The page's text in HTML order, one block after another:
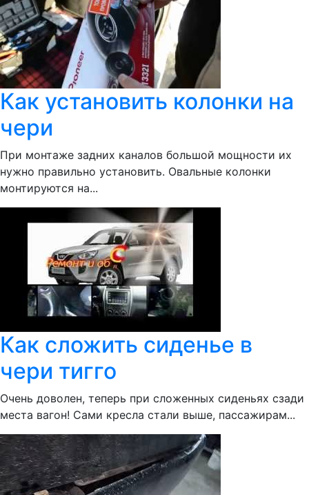
Как установить колонки на
чери
При монтаже задних каналов большой мощности их
нужно правильно установить. Овальные колонки
монтируются на...
Как сложить сиденье в
чери тигго
Очень доволен, теперь при сложенных сиденьях сзади
места вагон! Сами кресла стали выше, пассажирам...